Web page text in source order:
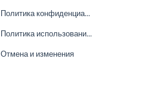
Политика конфиденциальности
Политика использования файлов cookie
Отмена и изменения